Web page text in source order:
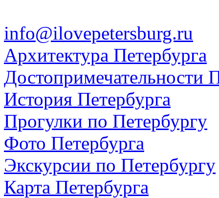
info@ilovepetersburg.ru
Архитектура Петербурга
Достопримечательности
История Петербурга
Прогулки по Петербургу
Фото Петербурга
Экскурсии по Петербургу
Карта Петербурга